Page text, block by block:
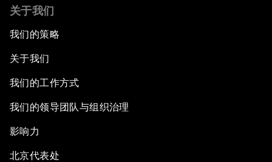
关于我们
我们的策略
关于我们
我们的工作方式
我们的领导团队与组织治理
影响力
北京代表处